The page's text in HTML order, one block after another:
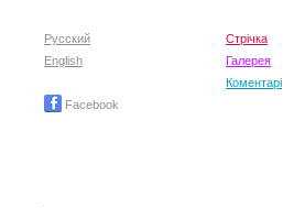
Русский
English
Facebook
Стрічка
Галерея
Коментарі